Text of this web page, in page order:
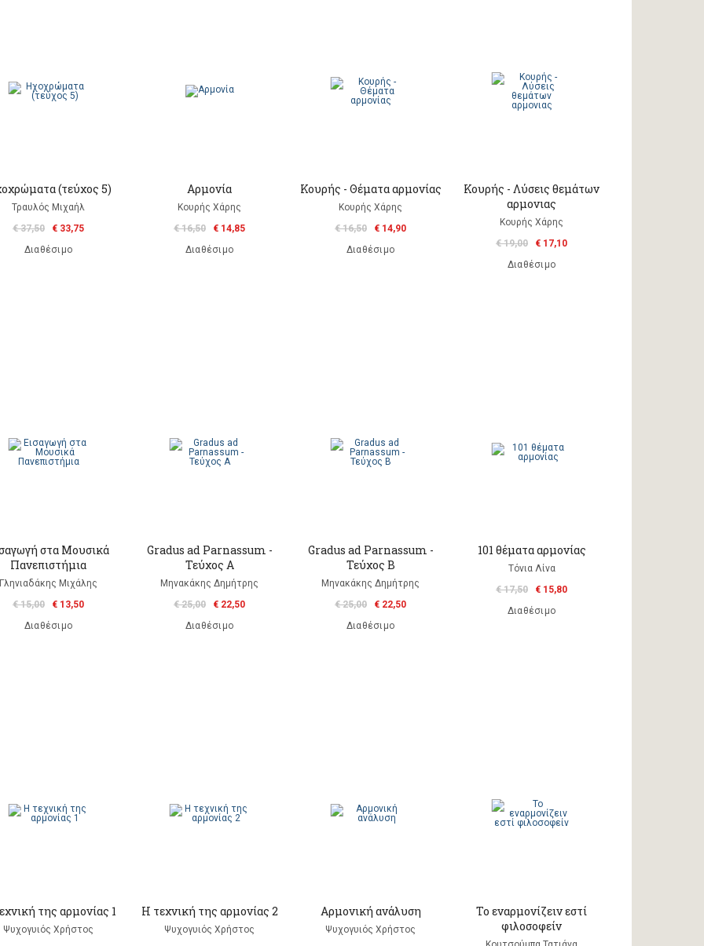
(τεύχος 5)
Τραυλός Μιχαήλ
€ 37,50
€ 33,75
Διαθέσιμο
Αρμονία
Κουρής Χάρης
€ 16,50
€ 14,85
Διαθέσιμο
Κουρής - Θέματα αρμονίας
Κουρής Χάρης
€ 16,50
€ 14,90
Διαθέσιμο
Κουρής - Λύσεις θεμάτων
αρμονιας
Κουρής Χάρης
€ 19,00
€ 17,10
Διαθέσιμο
στα Μουσικά
Πανεπιστήμια
Γληνιαδάκης Μιχάλης
€ 15,00
€ 13,50
Διαθέσιμο
Gradus ad Parnassum -
Τεύχος Α
Μηνακάκης Δημήτρης
€ 25,00
€ 22,50
Διαθέσιμο
Gradus ad Parnassum -
Τεύχος Β
Μηνακάκης Δημήτρης
€ 25,00
€ 22,50
Διαθέσιμο
101 θέματα αρμονίας
Τόνια Λίνα
€ 17,50
€ 15,80
Διαθέσιμο
της αρμονίας 1
Ψυχογυιός Χρήστος
Η τεχνική της αρμονίας 2
Ψυχογυιός Χρήστος
Αρμονική ανάλυση
Ψυχογυιός Χρήστος
Το εναρμονίζειν εστί
φιλοσοφείν